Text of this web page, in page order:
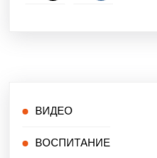
ВИДЕО
ВОСПИТАНИЕ